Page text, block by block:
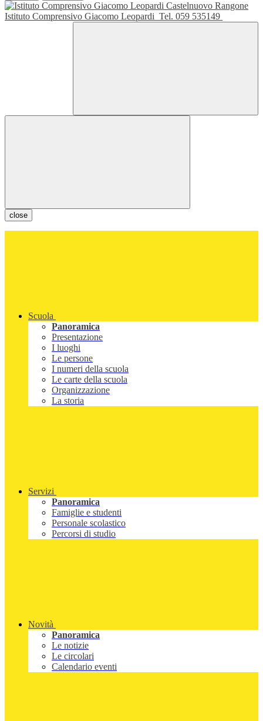
Istituto Comprensivo Giacomo Leopardi Tel. 059 535149
close
Scuola
Panoramica
Presentazione
I luoghi
Le persone
I numeri della scuola
Le carte della scuola
Organizzazione
La storia
Servizi
Panoramica
Famiglie e studenti
Personale scolastico
Percorsi di studio
Novità
Panoramica
Le notizie
Le circolari
Calendario eventi